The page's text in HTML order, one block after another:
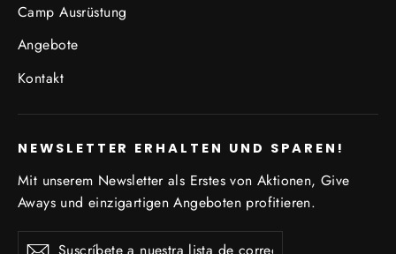
Camp Ausrüstung
Angebote
Kontakt
NEWSLETTER ERHALTEN UND SPAREN!
Mit unserem Newsletter als Erstes von Aktionen, Give
Aways und einzigartigen Angeboten profitieren.
Suscribir